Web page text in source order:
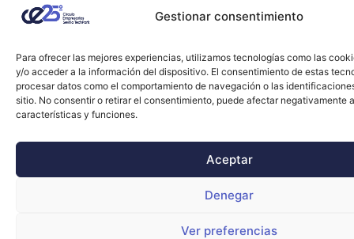
Gestionar consentimiento
Para ofrecer las mejores experiencias, utilizamos tecnologías como las
y/o acceder a la información del dispositivo. El consentimiento de estas
procesar datos como el comportamiento de navegación o las
sitio. No consentir o retirar el consentimiento, puede afectar negativamente
características y funciones.
Aceptar
Denegar
Ver preferencias